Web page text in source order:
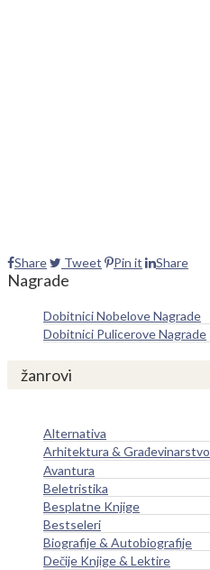
Share Tweet Pin it Share
Nagrade
Dobitnici Nobelove Nagrade
Dobitnici Pulicerove Nagrade
žanrovi
Alternativa
Arhitektura & Građevinarstvo
Avantura
Beletristika
Besplatne Knjige
Bestseleri
Biografije & Autobiografije
Dečije Knjige & Lektire